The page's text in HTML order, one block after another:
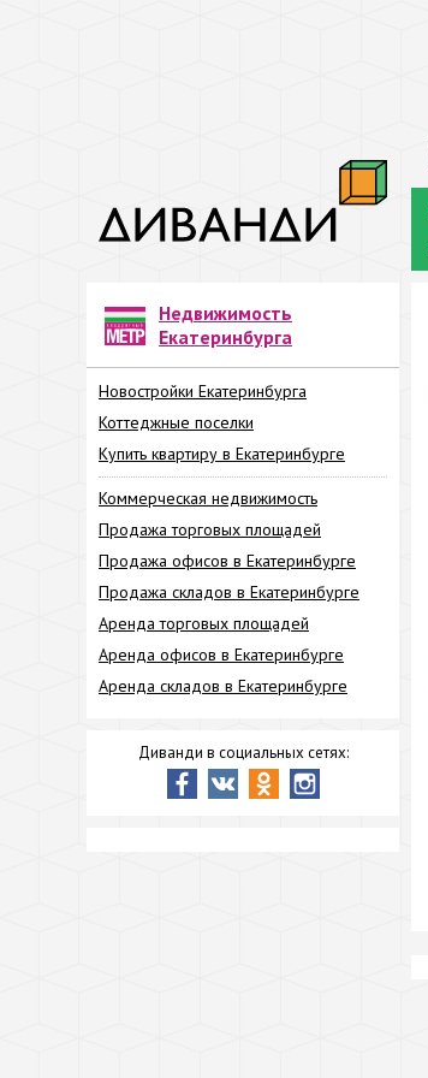
Недвижимость
Екатеринбурга
Новостройки Екатеринбурга
Коттеджные поселки
Купить квартиру в Екатеринбурге
Коммерческая недвижимость
Продажа торговых площадей
Продажа офисов в Екатеринбурге
Продажа складов в Екатеринбурге
Аренда торговых площадей
Аренда офисов в Екатеринбурге
Аренда складов в Екатеринбурге
Диванди в социальных сетях: